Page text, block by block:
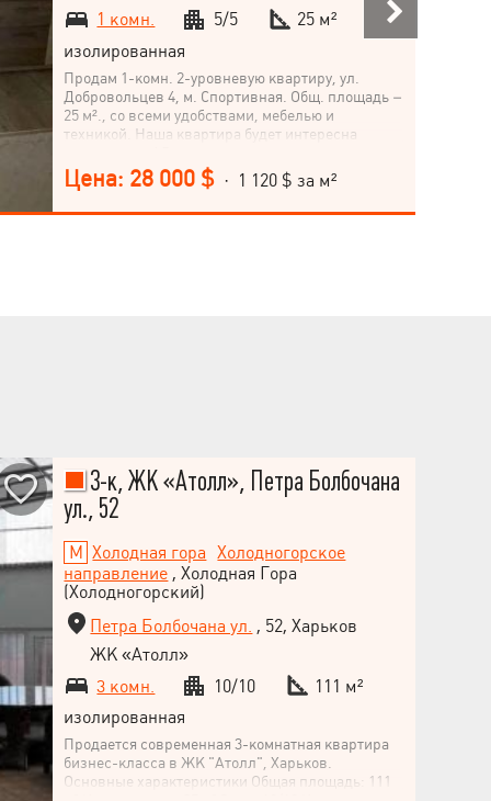
1 комн.
5/5
25 м²
изолированная
Продам 1-комн. 2-уровневую квартиру, ул.
Добровольцев 4, м. Спортивная. Общ. площадь –
25 м²., со всеми удобствами, мебелью и
техникой. Наша квартира будет интересна
парк, остановки наземного транспорта.
Документы готовы к скорому соглашению!
Квартира свободна! Прописанных нет! Звоните!
Цена: 28 000 $ · 1 120 $ за м²
3-к, ЖК «Атолл», Петра Болбочана
ул., 52
Холодная гора
Холодногорское
направление , Холодная Гора
(Холодногорский)
Петра Болбочана ул. , 52, Харьков
ЖК «Атолл»
3 комн.
10/10
111 м²
изолированная
Продается современная 3-комнатная квартира
бизнес-класса в ЖК "Атолл", Харьков.
Основные характеристики Общая площадь: 111